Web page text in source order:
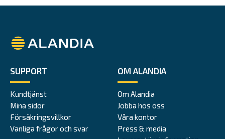
Alandia
SUPPORT
Kundtjänst
Mina sidor
Försäkringsvillkor
Vanliga frågor och svar
OM ALANDIA
Om Alandia
Jobba hos oss
Våra kontor
Press & media